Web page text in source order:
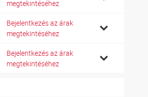
megtekintéséhez
Bejelentkezés az árak
megtekintéséhez
Bejelentkezés az árak
megtekintéséhez